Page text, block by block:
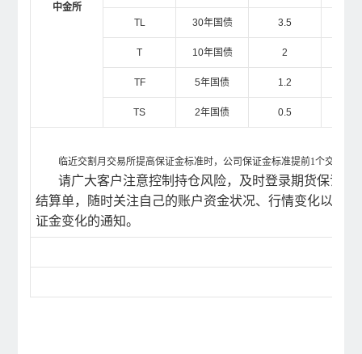
中金所
TL 30年国债 3.5
T 10年国债 2
TF 5年国债 1.2
TS 2年国债 0.5
临近交割月交易所提高保证金标准时，公司保证金标准提前1个交易日
请广大客户注意控制持仓风险，及时登录期货保证金
结算单，随时关注自己的账户资金状况、行情变化以及
证金变化的通知。